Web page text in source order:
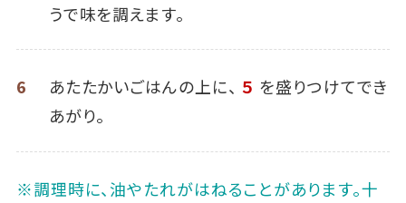
うで味を調えます。
6 あたたかいごはんの上に、 ５ を盛りつけてでき
あがり。
※調理時に、油やたれがはねることがあります。十